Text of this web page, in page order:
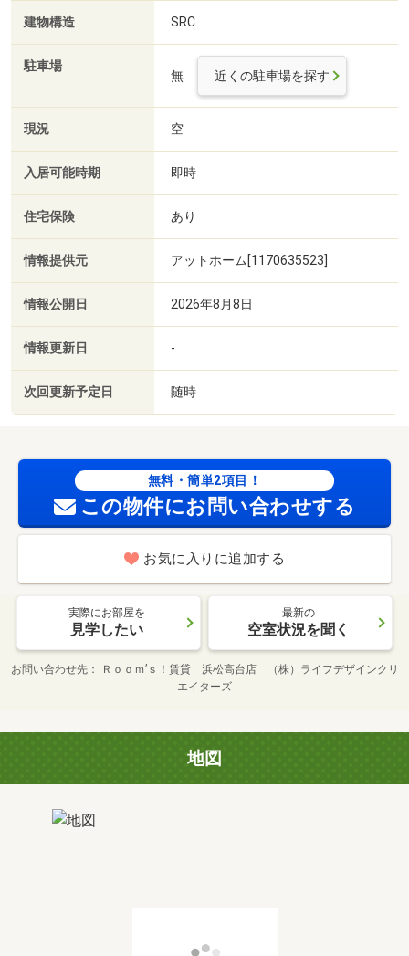
建物構造 SRC
駐車場
無 近くの駐車場を探す
現況 空
入居可能時期 即時
住宅保険 あり
情報提供元 アットホーム[1170635523]
情報公開日 2026年8月8日
情報更新日 -
次回更新予定日 随時
無料・簡単2項目！
この物件にお問い合わせする
お気に入りに追加する
実際にお部屋を
見学したい
最新の
空室状況を聞く
お問い合わせ先
Ｒｏｏｍ’ｓ！賃貸 浜松高台店 （株）ライフデザインクリ
エイターズ
地図